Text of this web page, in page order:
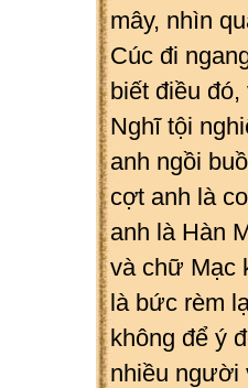
mây, nhìn
Cúc đi
biết điều
Nghĩ tội
anh ngồi
cợt anh là
anh là Hàn
và chữ Mạc
là bức rèm
không để ý
nhiều người